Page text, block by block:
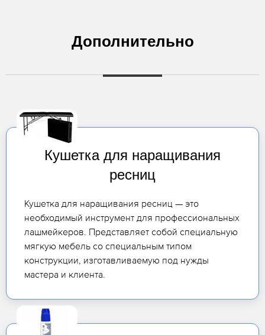
Дополнительно
Кушетка для наращивания
ресниц
Кушетка для наращивания ресниц — это
необходимый инструмент для профессиональных
лашмейкеров. Представляет собой специальную
мягкую мебель со специальным типом
конструкции, изготавливаемую под нужды
мастера и клиента.